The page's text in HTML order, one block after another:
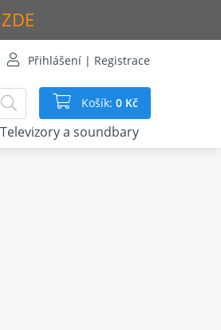
Přihlášení | Registrace
Košík: 0 Kč
Televizory a soundbary